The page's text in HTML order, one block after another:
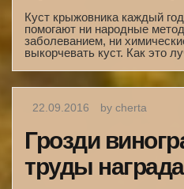
Куст крыжовника каждый
помогают ни народные
заболеванием, ни
выкорчевать куст. Как это
22.09.2016 by cherta
Грозди
труды награда